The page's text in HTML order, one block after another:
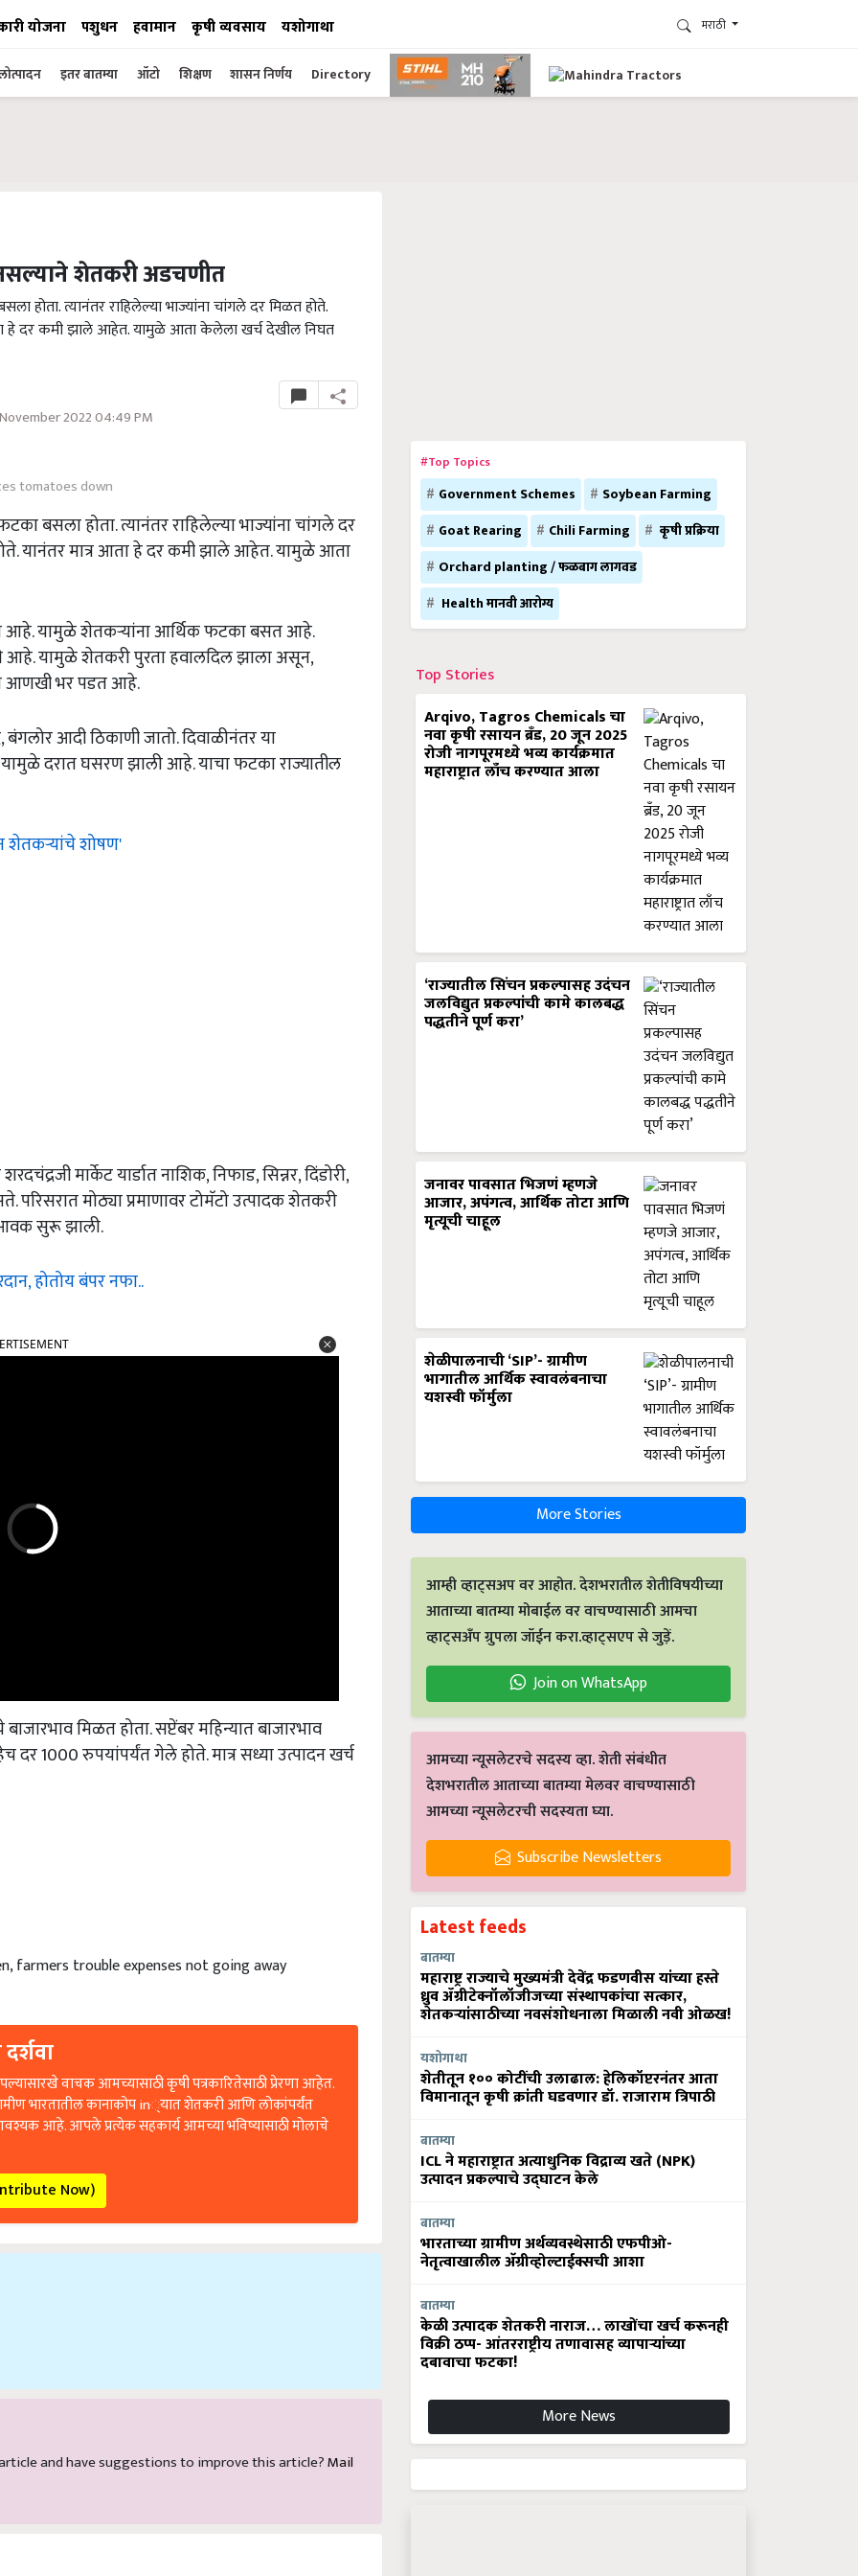
योजना पशुधन हवामान कृषी व्यवसाय यशोगाथा मराठी
इतर बातम्या ऑटो शिक्षण शासन निर्णय Directory
शेतकरी अडचणीत
होता. त्यानंतर राहिलेल्या भाज्यांना चांगले दर मिळत होते.
हे दर कमी झाले आहेत. यामुळे आता केलेला खर्च देखील निघत
2022 04:49 PM
tomatoes down
बसला होता. त्यानंतर राहिलेल्या भाज्यांना चांगले दर
यानंतर मात्र आता हे दर कमी झाले आहेत. यामुळे आता
यामुळे शेतकऱ्यांना आर्थिक फटका बसत आहे.
आहे. यामुळे शेतकरी पुरता हवालदिल झाला असून,
आणखी भर पडत आहे.
आदी ठिकाणी जातो. दिवाळीनंतर या
दरात घसरण झाली आहे. याचा फटका राज्यातील
शेतकऱ्यांचे शोषण'
मार्केट यार्डात नाशिक, निफाड, सिन्नर, दिंडोरी,
मोठ्या प्रमाणावर टोमॅटो उत्पादक शेतकरी
आवक सुरू झाली.
होतोय बंपर नफा..
मिळत होता. सप्टेंबर महिन्यात बाजारभाव
1000 रुपयांपर्यंत गेले होते. मात्र सध्या उत्पादन खर्च
farmers trouble expenses not going away
वाचक आमच्यासाठी कृषी पत्रकारितेसाठी प्रेरणा आहेत.
भारतातील कानाकोप in्यात शेतकरी आणि लोकांपर्यंत
आहे. आपले प्रत्येक सहकार्य आमच्या भविष्यासाठी मोलाचे
Now)
and have suggestions to improve this article? Mail
#Top Topics
Government Schemes
Soybean Farming
Goat Rearing
Chili Farming
कृषी प्रक्रिया
Orchard planting / फळबाग लागवड
Health मानवी आरोग्य
Top Stories
Arqivo, Tagros Chemicals चा
नवा कृषी रसायन ब्रँड, 20 जून 2025
रोजी नागपूरमध्ये भव्य कार्यक्रमात
महाराष्ट्रात लाँच करण्यात आला
‘राज्यातील सिंचन प्रकल्पासह उदंचन
जलविद्युत प्रकल्पांची कामे कालबद्ध
पद्धतीने पूर्ण करा’
जनावर पावसात भिजणं म्हणजे
आजार, अपंगत्व, आर्थिक तोटा आणि
मृत्यूची चाहूल
शेळीपालनाची ‘SIP’- ग्रामीण
भागातील आर्थिक स्वावलंबनाचा
यशस्वी फॉर्मुला
More Stories
आम्ही व्हाट्सअप वर आहोत. देशभरातील शेतीविषयीच्या
आताच्या बातम्या मोबाईल वर वाचण्यासाठी आमचा
व्हाट्सअँप ग्रुपला जॉईन करा.व्हाट्सएप से जुड़ें.
Join on WhatsApp
आमच्या न्यूसलेटरचे सदस्य व्हा. शेती संबंधीत
देशभरातील आताच्या बातम्या मेलवर वाचण्यासाठी
आमच्या न्यूसलेटरची सदस्यता घ्या.
Subscribe Newsletters
Latest feeds
बातम्या
महाराष्ट्र राज्याचे मुख्यमंत्री देवेंद्र फडणवीस यांच्या हस्ते
ध्रुव ॲग्रीटेक्नॉलॉजीजच्या संस्थापकांचा सत्कार,
शेतकऱ्यांसाठीच्या नवसंशोधनाला मिळाली नवी ओळख!
यशोगाथा
शेतीतून १०० कोटींची उलाढाल: हेलिकॉप्टरनंतर आता
विमानातून कृषी क्रांती घडवणार डॉ. राजाराम त्रिपाठी
बातम्या
ICL ने महाराष्ट्रात अत्याधुनिक विद्राव्य खते (NPK)
उत्पादन प्रकल्पाचे उद्घाटन केले
बातम्या
भारताच्या ग्रामीण अर्थव्यवस्थेसाठी एफपीओ-
नेतृत्वाखालील अ‍ॅग्रीव्होल्टाईक्सची आशा
बातम्या
केळी उत्पादक शेतकरी नाराज… लाखोंचा खर्च करूनही
विक्री ठप्प- आंतरराष्ट्रीय तणावासह व्यापाऱ्यांच्या
दबावाचा फटका!
More News